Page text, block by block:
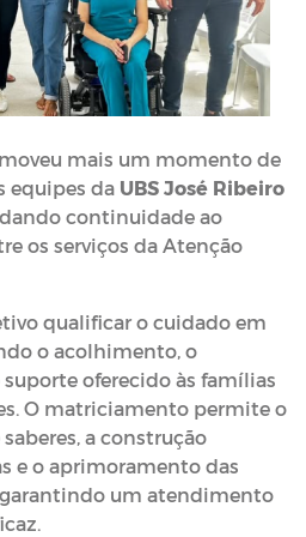
mais um momento de
equipes da UBS José Ribeiro
dando continuidade ao
os serviços da Atenção
qualificar o cuidado em
o acolhimento, o
oferecido às famílias
O matriciamento permite o
a construção
e o aprimoramento das
um atendimento